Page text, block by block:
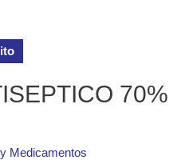
70%
Medicamentos